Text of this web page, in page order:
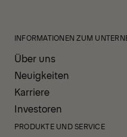
INFORMATIONEN ZUM
Über uns
Neuigkeiten
Karriere
Investoren
PRODUKTE UND SERVICE